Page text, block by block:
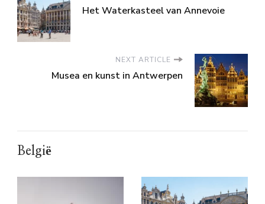
Het Waterkasteel van Annevoie
NEXT ARTICLE
Musea en kunst in Antwerpen
België